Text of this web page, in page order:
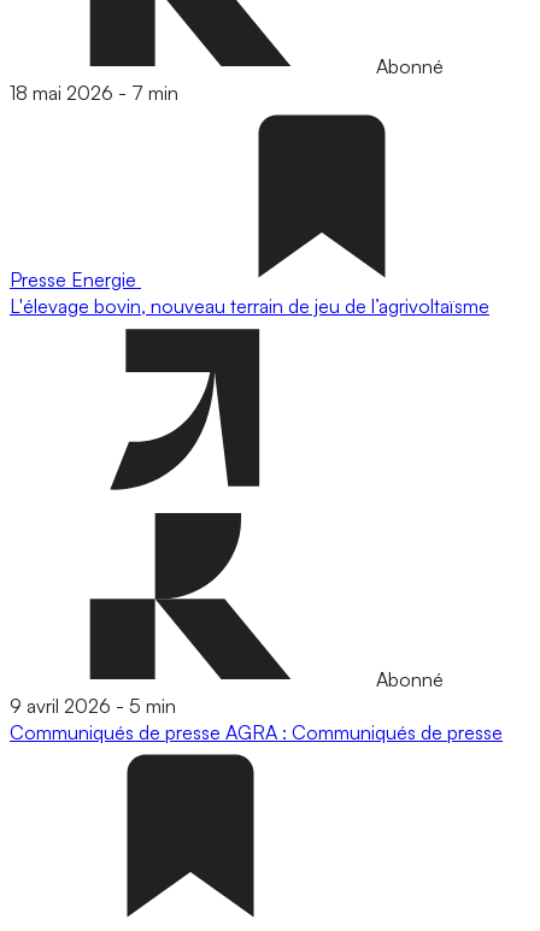
Abonné
18 mai 2026 - 7 min
Presse Energie
L'élevage bovin, nouveau terrain de jeu de l’agrivoltaïsme
Abonné
9 avril 2026 - 5 min
Communiqués de presse AGRA : Communiqués de presse